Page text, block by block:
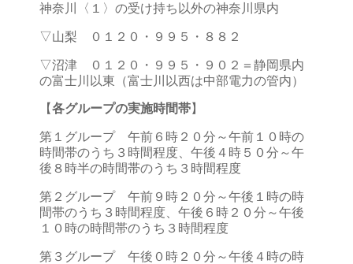
神奈川〈１〉の受け持ち以外の神奈川県内
▽山梨 ０１２０・９９５・８８２
▽沼津 ０１２０・９９５・９０２＝静岡県内
の富士川以東（富士川以西は中部電力の管内）
【各グループの実施時間帯】
第１グループ 午前６時２０分～午前１０時の
時間帯のうち３時間程度、午後４時５０分～午
後８時半の時間帯のうち３時間程度
第２グループ 午前９時２０分～午後１時の時
間帯のうち３時間程度、午後６時２０分～午後
１０時の時間帯のうち３時間程度
第３グループ 午後０時２０分～午後４時の時